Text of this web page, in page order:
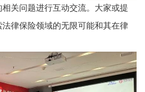
关问题进行互动交流。大家或提
律保险领域的无限可能和其在律